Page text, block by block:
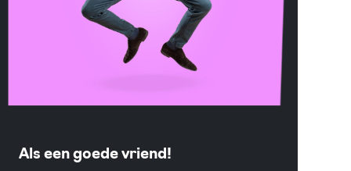
Als een goede vriend!